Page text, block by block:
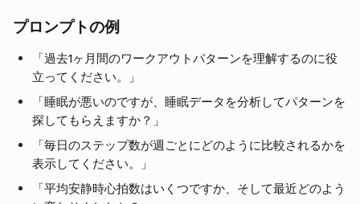
プロンプトの例
「過去1ヶ月間のワークアウトパターンを理解するのに役
立ってください。」
「睡眠が悪いのですが、睡眠データを分析してパターンを
探してもらえますか？」
「毎日のステップ数が週ごとにどのように比較されるかを
表示してください。」
「平均安静時心拍数はいくつですか、そして最近どのよう